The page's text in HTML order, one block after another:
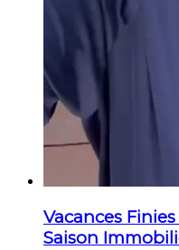
Vacances
Saison